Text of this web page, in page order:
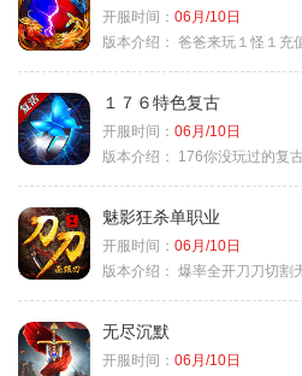
开服时间： 06月/10日
版本介绍： 爸爸来玩１怪１充
１７６特色复古
开服时间： 06月/10日
版本介绍：
176你没玩过的复古
魅影狂杀单职业
开服时间： 06月/10日
版本介绍： 爆率全开刀刀切割
无尽沉默
开服时间： 06月/10日